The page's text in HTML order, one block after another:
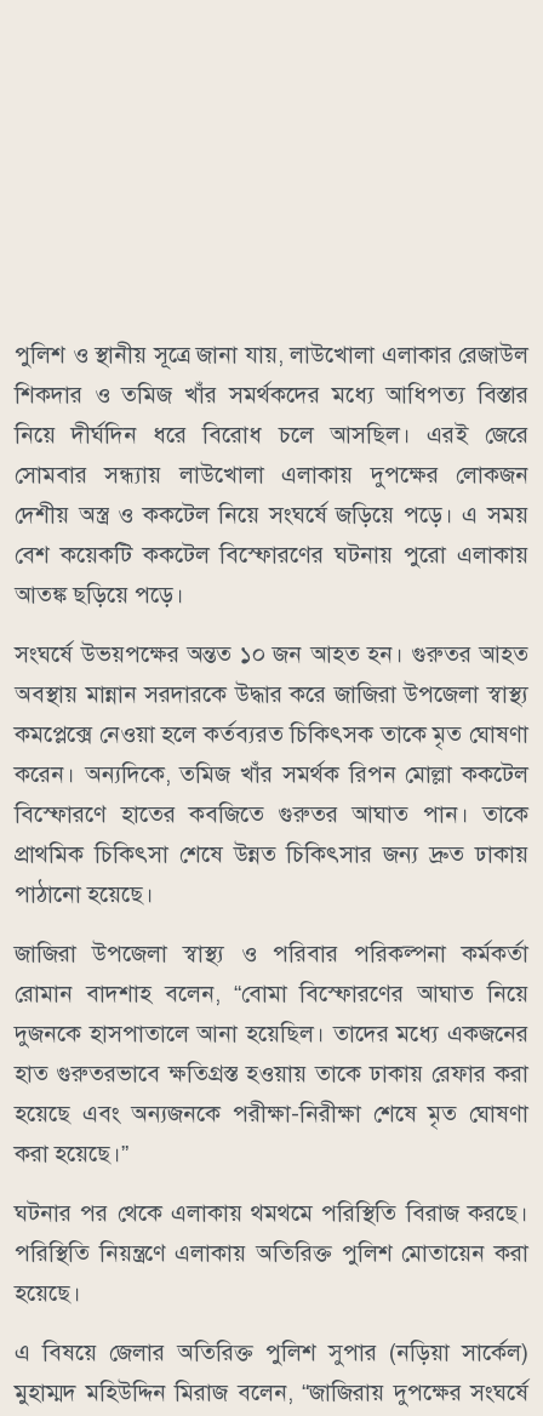
পুলিশ ও স্থানীয় সূত্রে জানা যায়, লাউখোলা এলাকার রেজাউল
শিকদার ও তমিজ খাঁর সমর্থকদের মধ্যে আধিপত্য বিস্তার
নিয়ে দীর্ঘদিন ধরে বিরোধ চলে আসছিল। এরই জেরে
সোমবার সন্ধ্যায় লাউখোলা এলাকায় দুপক্ষের লোকজন
দেশীয় অস্ত্র ও ককটেল নিয়ে সংঘর্ষে জড়িয়ে পড়ে। এ সময়
বেশ কয়েকটি ককটেল বিস্ফোরণের ঘটনায় পুরো এলাকায়
আতঙ্ক ছড়িয়ে পড়ে।
সংঘর্ষে উভয়পক্ষের অন্তত ১০ জন আহত হন। গুরুতর আহত
অবস্থায় মান্নান সরদারকে উদ্ধার করে জাজিরা উপজেলা স্বাস্থ্য
কমপ্লেক্সে নেওয়া হলে কর্তব্যরত চিকিৎসক তাকে মৃত ঘোষণা
করেন। অন্যদিকে, তমিজ খাঁর সমর্থক রিপন মোল্লা ককটেল
বিস্ফোরণে হাতের কবজিতে গুরুতর আঘাত পান। তাকে
প্রাথমিক চিকিৎসা শেষে উন্নত চিকিৎসার জন্য দ্রুত ঢাকায়
পাঠানো হয়েছে।
জাজিরা উপজেলা স্বাস্থ্য ও পরিবার পরিকল্পনা কর্মকর্তা
রোমান বাদশাহ বলেন, “বোমা বিস্ফোরণের আঘাত নিয়ে
দুজনকে হাসপাতালে আনা হয়েছিল। তাদের মধ্যে একজনের
হাত গুরুতরভাবে ক্ষতিগ্রস্ত হওয়ায় তাকে ঢাকায় রেফার করা
হয়েছে এবং অন্যজনকে পরীক্ষা-নিরীক্ষা শেষে মৃত ঘোষণা
করা হয়েছে।”
ঘটনার পর থেকে এলাকায় থমথমে পরিস্থিতি বিরাজ করছে।
পরিস্থিতি নিয়ন্ত্রণে এলাকায় অতিরিক্ত পুলিশ মোতায়েন করা
হয়েছে।
এ বিষয়ে জেলার অতিরিক্ত পুলিশ সুপার (নড়িয়া সার্কেল)
মুহাম্মদ মহিউদ্দিন মিরাজ বলেন, “জাজিরায় দুপক্ষের সংঘর্ষে